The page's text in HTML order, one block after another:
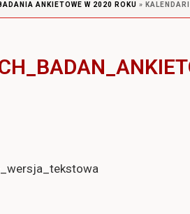
ANKIETOWE W 2020 ROKU »